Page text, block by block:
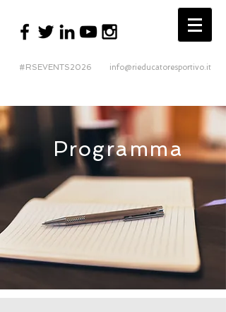
#RSEVENTS2026 info@rieducatoresportivo.it
Programma